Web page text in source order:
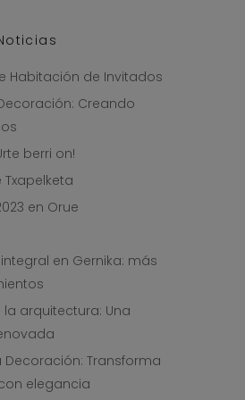
Habitación de Invitados
Creando
berri on!
Txapelketa
en Orue
en Gernika: más
arquitectura: Una
Transforma
elegancia